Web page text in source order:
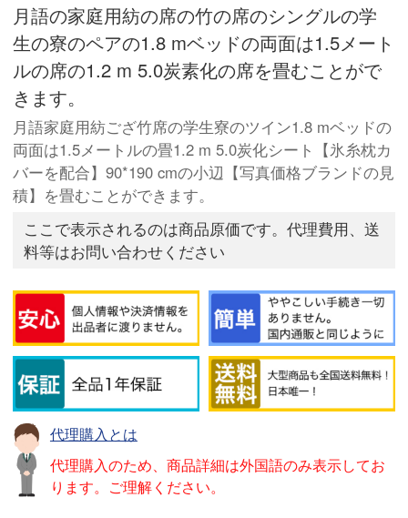
月語の家庭用紡の席の竹の席のシングルの学
生の寮のペアの1.8 mベッドの両面は1.5メート
ルの席の1.2 m 5.0炭素化の席を畳むことがで
きます。
月語家庭用紡ござ竹席の学生寮のツイン1.8 mベッドの
両面は1.5メートルの畳1.2 m 5.0炭化シート【氷糸枕カ
バーを配合】90*190 cmの小辺【写真価格ブランドの見
積】を畳むことができます。
ここで表示されるのは商品原価です。代理費用、送
料等はお問い合わせください
代理購入とは
代理購入のため、商品詳細は外国語のみ表示してお
ります。ご理解ください。